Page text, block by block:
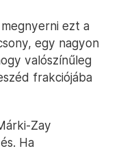
ezt a
egy nagyon
valószínűleg
frakciójába
Zay
Ha